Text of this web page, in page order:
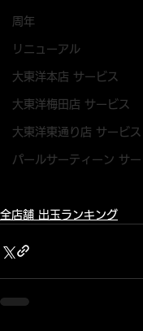
周年
リニューアル
大東洋本店 サービス
大東洋梅田店 サービス
大東洋東通り店 サービス
パールサーティーン サー
全店舗 出玉ランキング